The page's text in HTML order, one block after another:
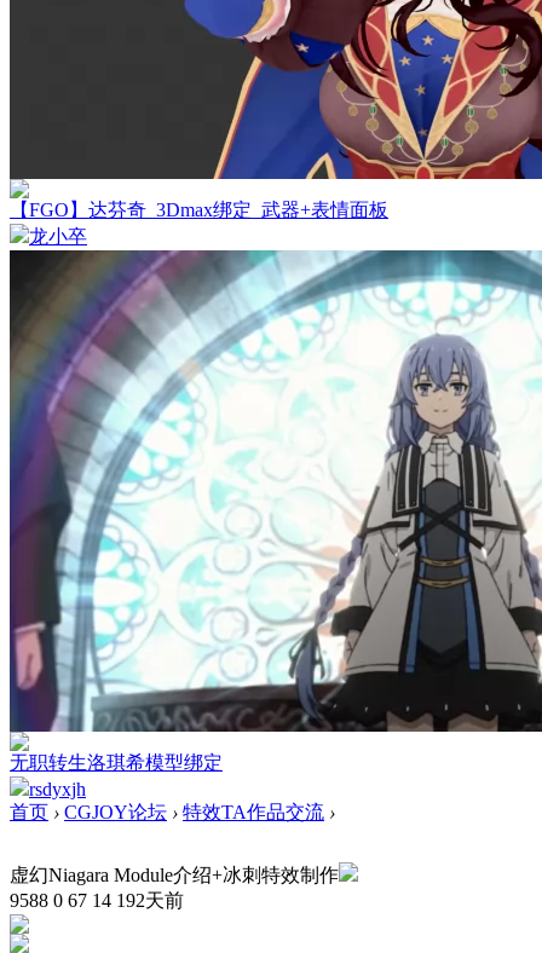
【FGO】达芬奇_3Dmax绑定_武器+表情面板
龙小卒
无职转生洛琪希模型绑定
rsdyxjh
首页 › CGJOY论坛 › 特效TA作品交流 ›
虚幻Niagara Module介绍+冰刺特效制作
9588 0 67 14 192天前